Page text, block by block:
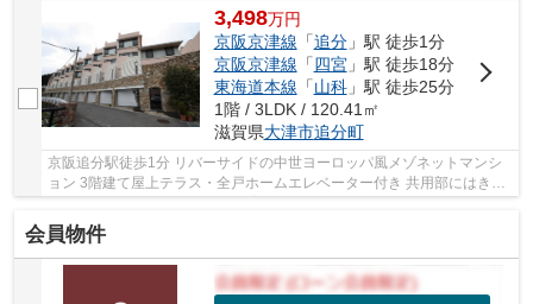
3,498万円
京阪京津線 「追分」駅 徒歩1分
京阪京津線 「四宮」駅 徒歩18分
東海道本線 「山科」駅 徒歩25分
1階 / 3LDK / 120.41㎡
滋賀県大津市追分町
京阪追分駅徒歩1分 リバーサイドの中世ヨーロッパ風メゾネットマンシ
ョン 3階建て屋上テラス・全戸ホームエレベーター付き 共用部にはきれ
会員物件